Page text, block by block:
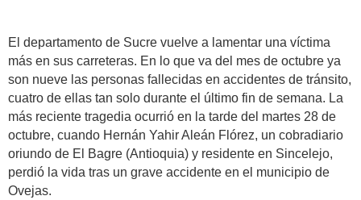
El departamento de Sucre vuelve a lamentar una víctima
más en sus carreteras. En lo que va del mes de octubre ya
son nueve las personas fallecidas en accidentes de tránsito,
cuatro de ellas tan solo durante el último fin de semana. La
más reciente tragedia ocurrió en la tarde del martes 28 de
octubre, cuando Hernán Yahir Aleán Flórez, un cobradiario
oriundo de El Bagre (Antioquia) y residente en Sincelejo,
perdió la vida tras un grave accidente en el municipio de
Ovejas.